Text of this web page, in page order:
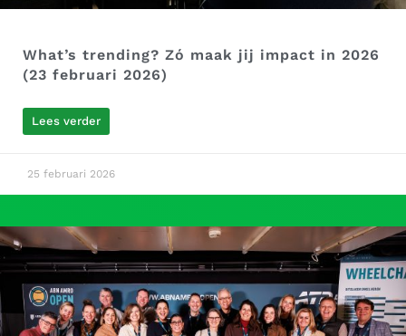
What’s trending? Zó maak jij impact in 2026
(23 februari 2026)
Lees verder
25 februari 2026